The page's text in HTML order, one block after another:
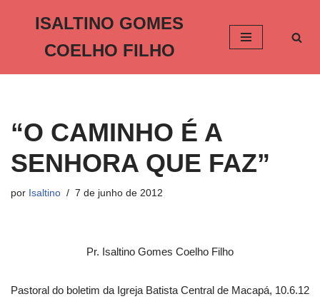
o
ISALTINO GOMES
COELHO FILHO
“O CAMINHO É A
SENHORA QUE FAZ”
por Isaltino 7 de junho de 2012
Pr. Isaltino Gomes Coelho Filho
Pastoral do boletim da Igreja Batista Central de Macapá, 10.6.12